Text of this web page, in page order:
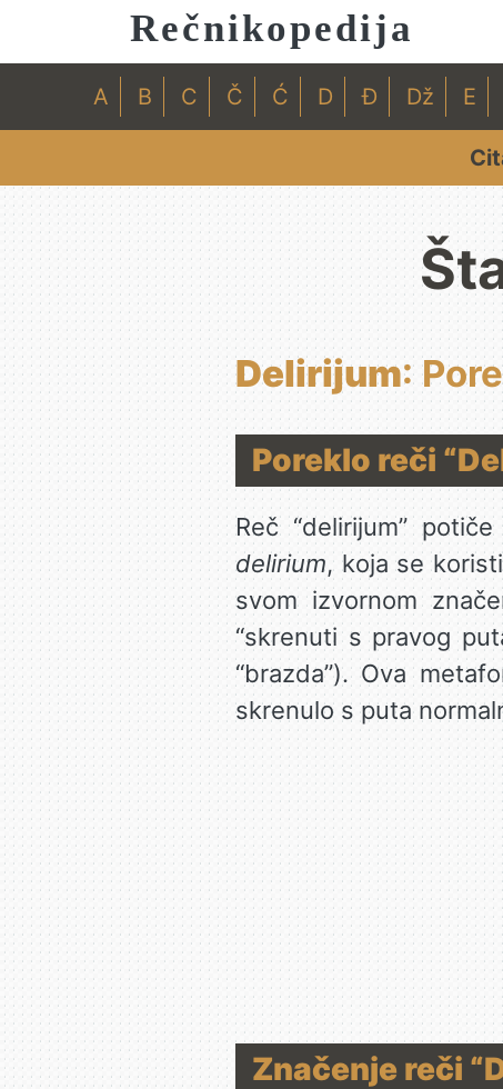
Rečnikopedija
A B C Č Ć D Đ Dž E
Delirijum:
Poreklo reči
Reč “delirijum”
delirium, koja se
svom izvornom
“skrenuti s pravog
“brazda”). Ova
skrenulo s puta
Značenje reči